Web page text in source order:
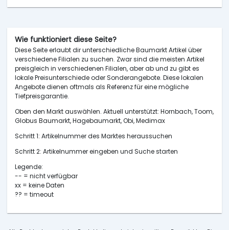
Wie funktioniert diese Seite?
Diese Seite erlaubt dir unterschiedliche Baumarkt Artikel über
verschiedene Filialen zu suchen. Zwar sind die meisten Artikel
preisgleich in verschiedenen Filialen, aber ab und zu gibt es
lokale Preisunterschiede oder Sonderangebote. Diese lokalen
Angebote dienen oftmals als Referenz für eine mögliche
Tiefpreisgarantie.
Oben den Markt auswählen. Aktuell unterstützt: Hornbach, Toom,
Globus Baumarkt, Hagebaumarkt, Obi, Medimax
Schritt 1: Artikelnummer des Marktes heraussuchen
Schritt 2: Artikelnummer eingeben und Suche starten
Legende:
-- = nicht verfügbar
xx = keine Daten
?? = timeout